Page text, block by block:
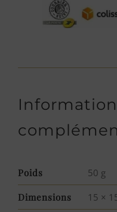
Poids 50 g
Dimensions 15 ×